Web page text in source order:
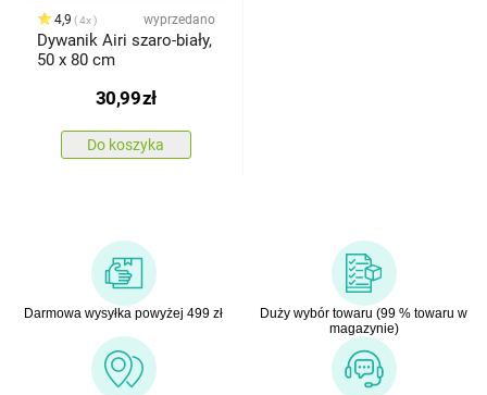
4,9 4x wyprzedano
Dywanik Airi szaro-biały,
50 x 80 cm
30,99zł
Do koszyka
Darmowa wysyłka powyżej 499 zł
Duży wybór towaru (99 % towaru w
magazynie)